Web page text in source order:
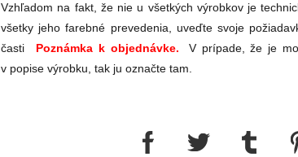
Vzhľadom na fakt, že nie u všetkých výrobkov je
všetky jeho farebné prevedenia, uveďte svoje
časti Poznámka k objednávke.
V prípade, že je
v popise výrobku, tak ju označte tam.